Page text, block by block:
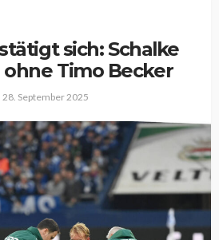
sich: Schalke
Timo Becker
28. September 2025